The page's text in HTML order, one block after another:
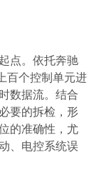
点。依托奔驰
百个控制单元进
数据流。结合
要的拆检，形
的准确性，尤
、电控系统误